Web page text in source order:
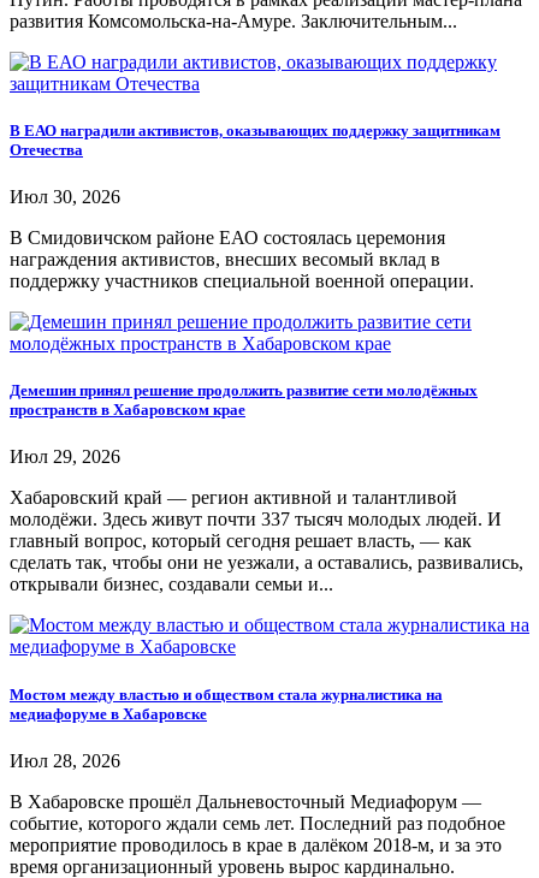
развития Комсомольска-на-Амуре. Заключительным...
В ЕАО наградили активистов, оказывающих поддержку защитникам
Отечества
Июл 30, 2026
В Смидовичском районе ЕАО состоялась церемония
награждения активистов, внесших весомый вклад в
поддержку участников специальной военной операции.
Демешин принял решение продолжить развитие сети молодёжных
пространств в Хабаровском крае
Июл 29, 2026
Хабаровский край — регион активной и талантливой
молодёжи. Здесь живут почти 337 тысяч молодых людей. И
главный вопрос, который сегодня решает власть, — как
сделать так, чтобы они не уезжали, а оставались, развивались,
открывали бизнес, создавали семьи и...
Мостом между властью и обществом стала журналистика на
медиафоруме в Хабаровске
Июл 28, 2026
В Хабаровске прошёл Дальневосточный Медиафорум —
событие, которого ждали семь лет. Последний раз подобное
мероприятие проводилось в крае в далёком 2018-м, и за это
время организационный уровень вырос кардинально.